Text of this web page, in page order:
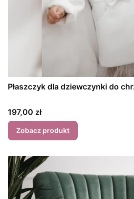
Płaszczyk dla dziewczynki do
Cena
197,00 zł
Zobacz produkt